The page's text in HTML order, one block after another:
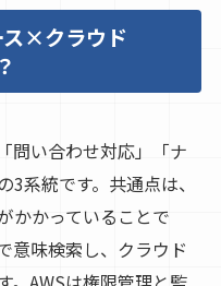
ス×クラウド
問い合わせ対応」「ナ
系統です。共通点は、
かかっていることで
意味検索し、クラウド